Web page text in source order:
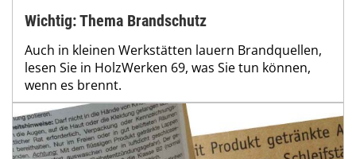
Wichtig: Thema Brandschutz
Auch in kleinen Werkstätten lauern Brandquellen,
lesen Sie in HolzWerken 69, was Sie tun können,
wenn es brennt.